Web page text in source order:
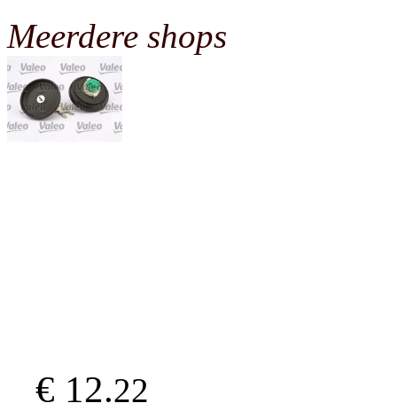
Meerdere shops
€ 12.22